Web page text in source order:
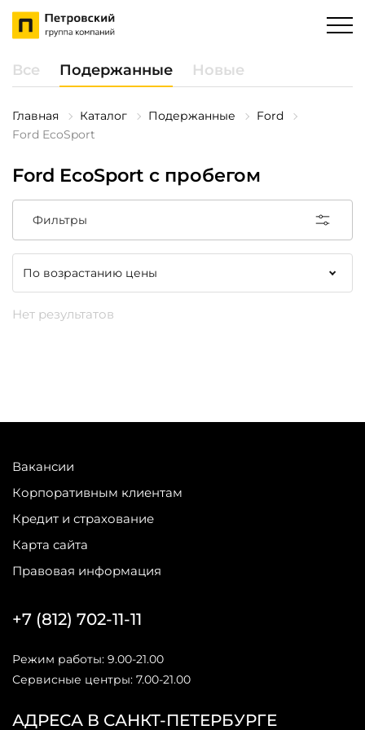
Все Подержанные Новые
Главная Каталог Подержанные
Ford
Ford EcoSport
Ford EcoSport с пробегом
Фильтры
Нет результатов
Вакансии
Корпоративным клиентам
Кредит и страхование
Карта сайта
Правовая информация
АДРЕСА В САНКТ-ПЕТЕРБУРГЕ
+7 (812) 702-11-11
Режим работы: 9.00-21.00
Сервисные центры: 7.00-21.00